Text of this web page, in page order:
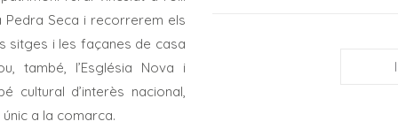
Pedra Seca i recorrerem els
sitges i les façanes de casa
també, l’Església Nova i
cultural d’interès nacional,
a la comarca.